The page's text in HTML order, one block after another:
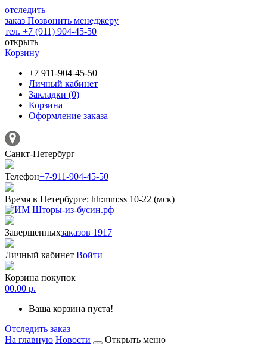
отследить
заказ Позвонить менеджеру
тел. +7 (911) 904-45-50
открыть
Корзину
+7 911-904-45-50
Личный кабинет
Закладки (0)
Корзина
Оформление заказа
Санкт-Петербург
Телефон+7-911-904-45-50
Время в Петербурге: hh:mm:ss 10-22 (мск)
Завершенныхзаказов 1917
Личный кабинет Войти
Корзина покупок
00.00 р.
Ваша корзина пуста!
Отследить заказ
На главную Новости
Открыть меню